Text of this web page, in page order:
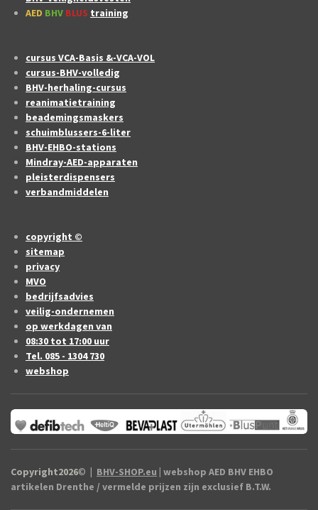
AED BHV BLUS training
cursus VCA-Basis &-VCA-VOL
cursus-BHV-volledig
BHV-herhaling-cursus
reanimatietraining
beademingsmaskers
schuimblussers-6-liter
BHV-EHBO-stations
Mindray-AED-apparaten
pleisterdispensers
verbandmiddelen
copyright ©
sitemap
privacy
MVO
bedrijfsadvies
veilig-ondernemen
op werkdagen van
08:30 tot 17:00 uur
Tel. 085 - 1304 730
webshop
Copyright2026© | BHV-SHOP.eu | webshop AED BHV EHBO
artikelen Drenthe / vermelde prijzen zijn exclusief B.T.W.